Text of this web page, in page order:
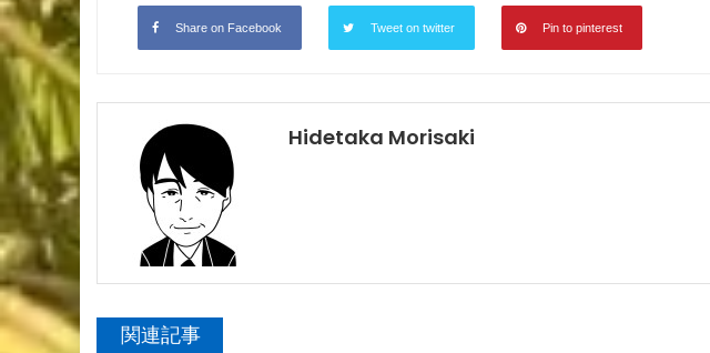
Share on Facebook Tweet on twitter Pin to pinterest
Hidetaka Morisaki
関連記事